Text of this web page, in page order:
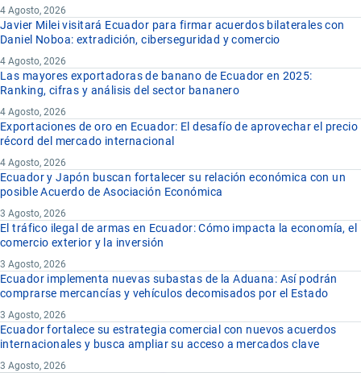
4 Agosto, 2026
Javier Milei visitará Ecuador para firmar acuerdos bilaterales con
Daniel Noboa: extradición, ciberseguridad y comercio
4 Agosto, 2026
Las mayores exportadoras de banano de Ecuador en 2025:
Ranking, cifras y análisis del sector bananero
4 Agosto, 2026
Exportaciones de oro en Ecuador: El desafío de aprovechar el precio
récord del mercado internacional
4 Agosto, 2026
Ecuador y Japón buscan fortalecer su relación económica con un
posible Acuerdo de Asociación Económica
3 Agosto, 2026
El tráfico ilegal de armas en Ecuador: Cómo impacta la economía, el
comercio exterior y la inversión
3 Agosto, 2026
Ecuador implementa nuevas subastas de la Aduana: Así podrán
comprarse mercancías y vehículos decomisados por el Estado
3 Agosto, 2026
Ecuador fortalece su estrategia comercial con nuevos acuerdos
internacionales y busca ampliar su acceso a mercados clave
3 Agosto, 2026